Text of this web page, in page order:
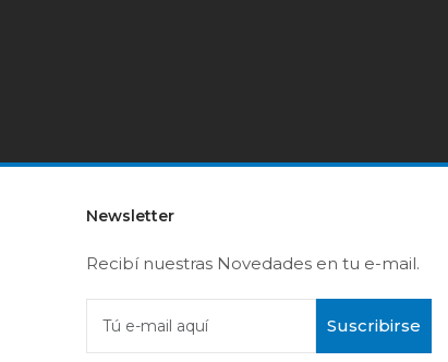
Newsletter
Recibí nuestras Novedades en tu e-mail.
Tú e-mail aquí Suscribirse